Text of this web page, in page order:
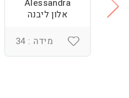
Alessandra
אלון ליבנה
מידה : 34